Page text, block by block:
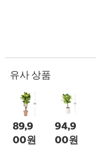
유사 상품
89,9
00원
94,9
00원